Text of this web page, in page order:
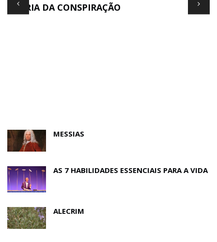
TEORIA DA CONSPIRAÇÃO
MESSIAS
AS 7 HABILIDADES ESSENCIAIS PARA A VIDA
ALECRIM